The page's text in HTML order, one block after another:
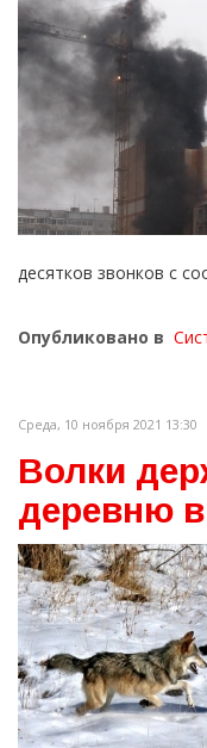
десятков звонков с
Опубликовано в
Среда, 10 ноября 2021 13:30
Волки
деревню